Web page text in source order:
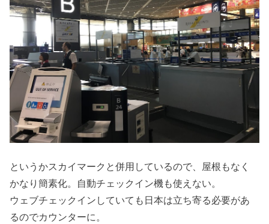
というかスカイマークと併用しているので、屋根もなく
かなり簡素化。自動チェックイン機も使えない。
ウェブチェックインしていても日本は立ち寄る必要があ
るのでカウンターに。